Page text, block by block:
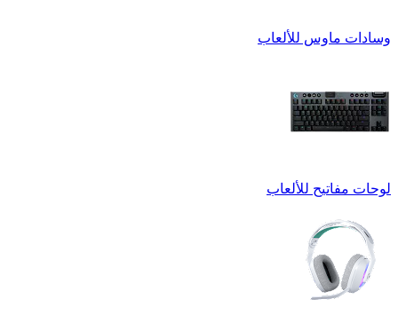
وسادات ماوس للألعاب
لوحات مفاتيح للألعاب